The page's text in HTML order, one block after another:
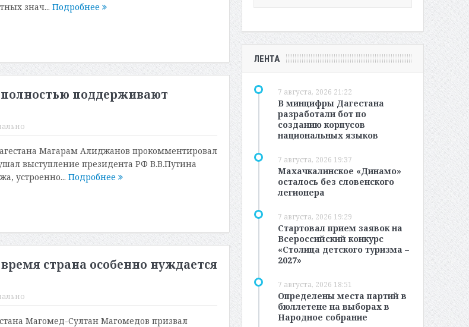
знач... Подробнее
поддерживают
Магарам Алиджанов прокомментировал
выступление президента РФ В.В.Путина
устроенно... Подробнее
страна особенно нуждается
Магомед-Султан Магомедов призвал
ЛЕНТА
7 августа, 2026 21:22
В минцифры Дагестана
разработали бот по
созданию корпусов
национальных языков
7 августа, 2026 19:37
Махачкалинское «Динамо»
осталось без словенского
легионера
7 августа, 2026 19:29
Стартовал прием заявок на
Всероссийский конкурс
«Столица детского туризма –
2027»
7 августа, 2026 18:51
Определены места партий в
бюллетене на выборах в
Народное собрание